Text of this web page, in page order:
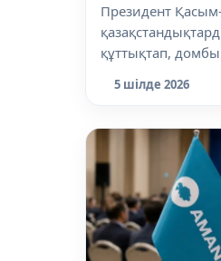
Президент
құттықтап,
5 шілде 2026